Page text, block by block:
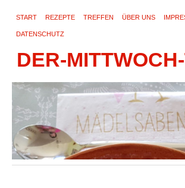
START REZEPTE TREFFEN ÜBER UNS
DATENSCHUTZ
DER-